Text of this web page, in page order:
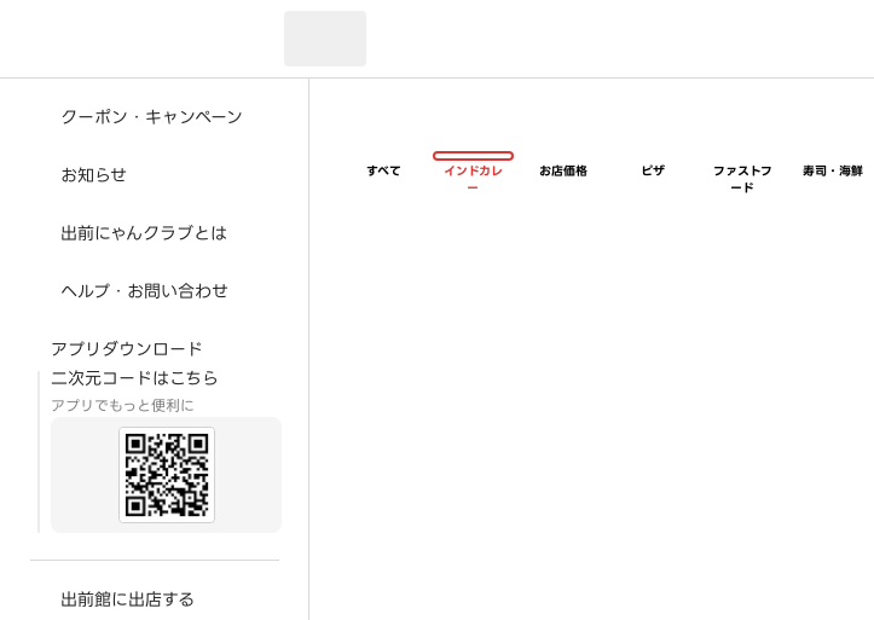
クーポン・キャンペーン
お知らせ
出前にゃんクラブとは
ヘルプ・お問い合わせ
アプリダウンロード
二次元コードはこちら
アプリでもっと便利に
出前館に出店する
すべて
インドカレ
ー
お店価格 ピザ
ファストフ
ード
寿司・海鮮